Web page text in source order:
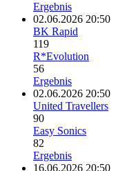
Ergebnis
02.06.2026 20:50
BK Rapid
119
R*Evolution
56
Ergebnis
02.06.2026 20:50
United Travellers
90
Easy Sonics
82
Ergebnis
16.06.2026 20:50